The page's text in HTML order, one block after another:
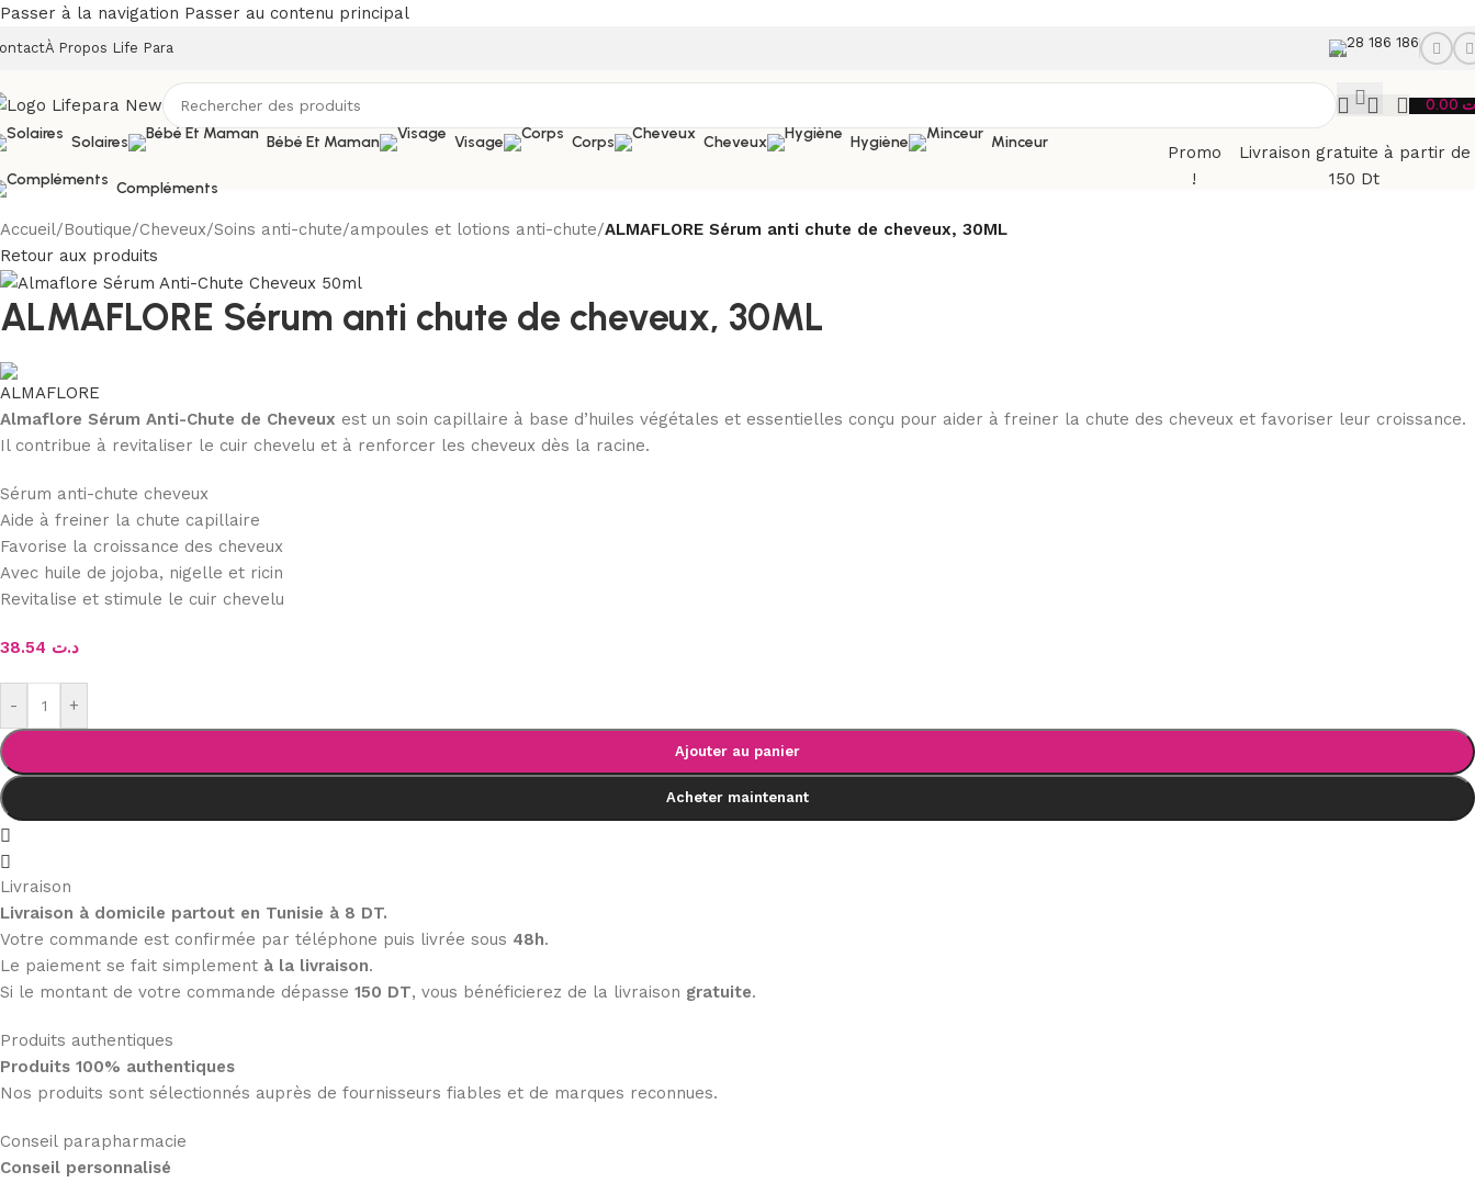
Passer à la navigation Passer au contenu principal
À Propos Life Para 28 186 186
Solaires
Bébé Et Maman Visage Corps Cheveux Hygiène Minceur
Compléments
Promo
!
Livraison gratuite à partir de
150 Dt
Accueil/Boutique/Cheveux/Soins anti-chute/ampoules et lotions anti-chute/ALMAFLORE Sérum anti chute de cheveux, 30ML
Retour aux produits
ALMAFLORE Sérum anti chute de cheveux, 30ML
Almaflore Sérum Anti-Chute de Cheveux est un soin capillaire à base d’huiles végétales et essentielles conçu pour aider à freiner la chute des cheveux et favoriser leur croissance.
Il contribue à revitaliser le cuir chevelu et à renforcer les cheveux dès la racine.
Sérum anti-chute cheveux
Aide à freiner la chute capillaire
Favorise la croissance des cheveux
Avec huile de jojoba, nigelle et ricin
Revitalise et stimule le cuir chevelu
د.ت
- +
Ajouter au panier
Acheter maintenant
Livraison
Livraison à domicile partout en Tunisie à 8 DT.
Votre commande est confirmée par téléphone puis livrée sous 48h.
Le paiement se fait simplement à la livraison.
Si le montant de votre commande dépasse 150 DT, vous bénéficierez de la livraison gratuite.
Produits authentiques
Produits 100% authentiques
Nos produits sont sélectionnés auprès de fournisseurs fiables et de marques reconnues.
Conseil parapharmacie
Conseil personnalisé